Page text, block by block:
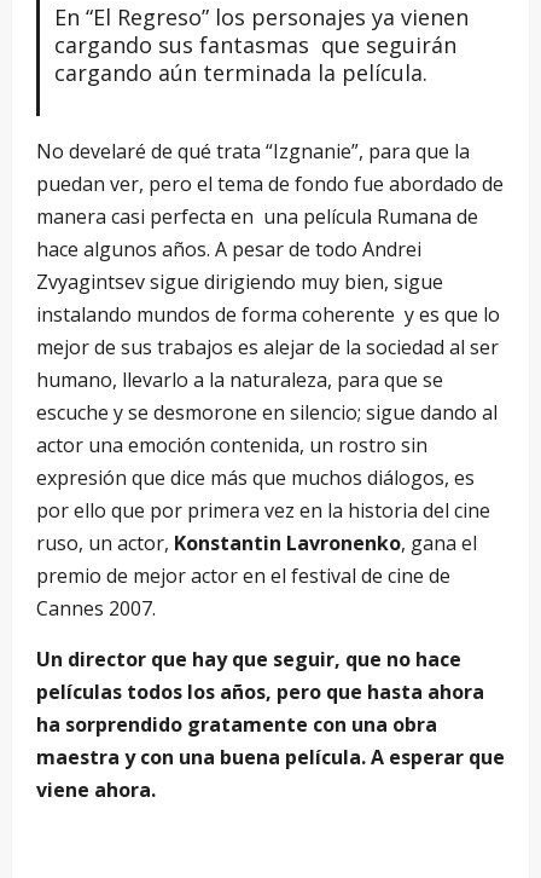
En “El Regreso” los personajes ya vienen
cargando sus fantasmas que seguirán
cargando aún terminada la película.
No develaré de qué trata “Izgnanie”, para que la
puedan ver, pero el tema de fondo fue abordado de
manera casi perfecta en una película Rumana de
hace algunos años. A pesar de todo Andrei
Zvyagintsev sigue dirigiendo muy bien, sigue
instalando mundos de forma coherente y es que lo
mejor de sus trabajos es alejar de la sociedad al ser
humano, llevarlo a la naturaleza, para que se
escuche y se desmorone en silencio; sigue dando al
actor una emoción contenida, un rostro sin
expresión que dice más que muchos diálogos, es
por ello que por primera vez en la historia del cine
ruso, un actor, Konstantin Lavronenko, gana el
premio de mejor actor en el festival de cine de
Cannes 2007.
Un director que hay que seguir, que no hace
películas todos los años, pero que hasta ahora
ha sorprendido gratamente con una obra
maestra y con una buena película. A esperar que
viene ahora.